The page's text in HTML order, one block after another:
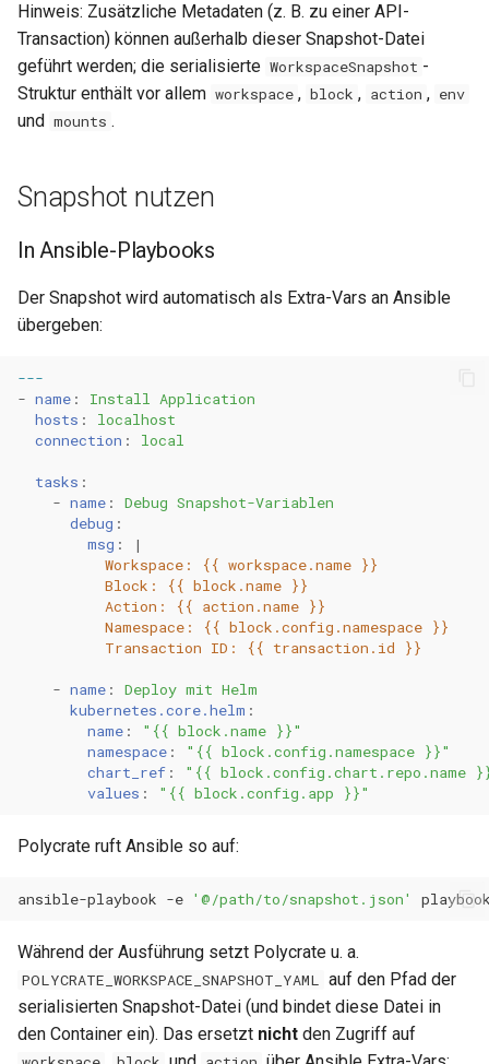
Hinweis: Zusätzliche Metadaten (z. B. zu einer API-
Transaction) können außerhalb dieser Snapshot-Datei
geführt werden; die serialisierte WorkspaceSnapshot -
Struktur enthält vor allem workspace , block , action , env
und mounts .
Snapshot nutzen
In Ansible-Playbooks
Der Snapshot wird automatisch als Extra-Vars an Ansible
übergeben:
---
- name :
Install Application
hosts :
localhost
connection : local
tasks :
- name :
Debug Snapshot-Variablen
debug :
msg :
|
Workspace: {{ workspace.name }}
Block: {{ block.name }}
Action: {{ action.name }}
Namespace: {{ block.config.namespace }}
Transaction ID: {{ transaction.id }}
- name :
Deploy mit Helm
kubernetes.core.helm :
name : "{{ block.name }}"
namespace : "{{ block.config.namespace }}"
chart_ref : "{{ block.config.chart.repo.name
values : "{{ block.config.app }}"
Polycrate ruft Ansible so auf:
ansible-playbook -e '@/path/to/snapshot.json'
Während der Ausführung setzt Polycrate u. a.
POLYCRATE_WORKSPACE_SNAPSHOT_YAML auf den Pfad der
serialisierten Snapshot-Datei (und bindet diese Datei in
den Container ein). Das ersetzt nicht den Zugriff auf